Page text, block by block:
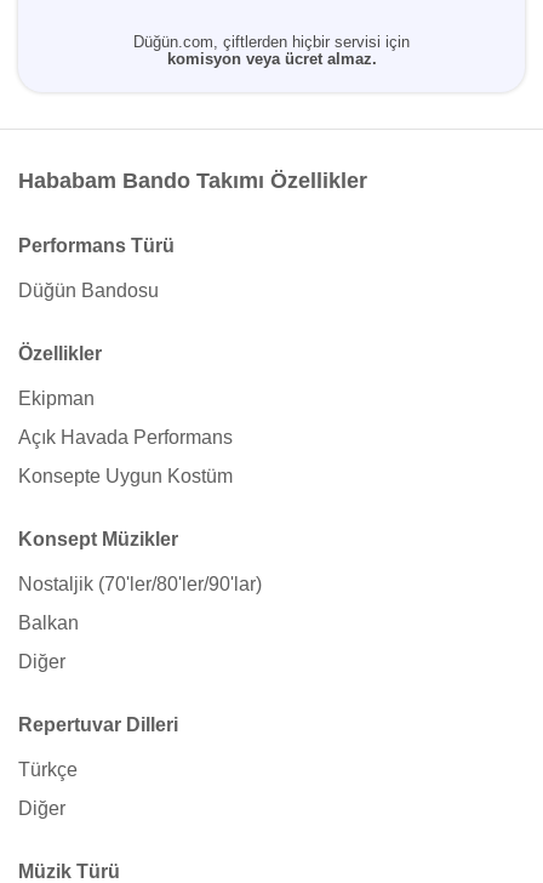
Düğün.com, çiftlerden hiçbir servisi için
komisyon veya ücret almaz.
Hababam Bando Takımı Özellikler
Performans Türü
Düğün Bandosu
Özellikler
Ekipman
Açık Havada Performans
Konsepte Uygun Kostüm
Konsept Müzikler
Nostaljik (70'ler/80'ler/90'lar)
Balkan
Diğer
Repertuvar Dilleri
Türkçe
Diğer
Müzik Türü